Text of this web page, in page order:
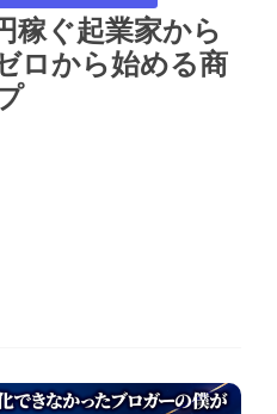
稼ぐ起業家から
ロから始める商